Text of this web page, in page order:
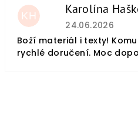
KH Karolína
Hodnocení
24.06.2026
Boží materiál i texty!
rychlé doručení. Moc